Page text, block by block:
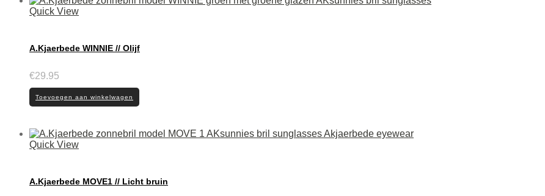
Quick View
A.Kjaerbede WINNIE // Olijf
€29.95
Toevoegen aan winkelwagen
Quick View
A.Kjaerbede MOVE1 // Licht bruin